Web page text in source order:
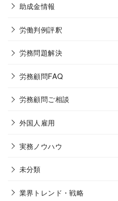
助成金情報
労働判例評釈
労務問題解決
労務顧問FAQ
労務顧問ご相談
外国人雇用
実務ノウハウ
未分類
業界トレンド・戦略